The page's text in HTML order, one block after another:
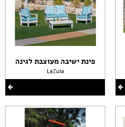
פינת ישיבה מעוצבת לגינה
LaZula